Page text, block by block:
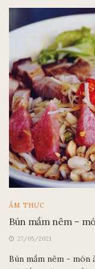
ẨM THỰC
Bún mắm nêm –
27/05/2021
Bún mắm nêm - món